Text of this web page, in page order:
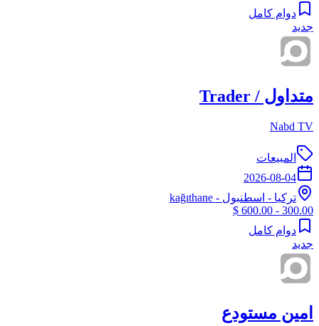
دوام كامل
جديد
متداول / Trader
Nabd TV
المبيعات
2026-08-04
تركيا - اسطنبول - kağıthane
300.00 - 600.00 $
دوام كامل
جديد
امين مستودع